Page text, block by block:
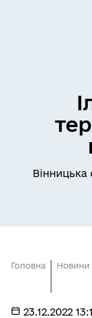
Вінницька
Головна Новини
23.12.2022